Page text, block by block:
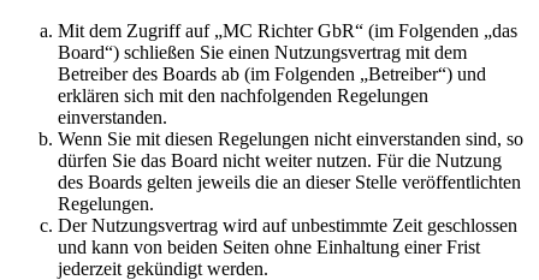
Mit dem Zugriff auf „MC Richter GbR“ (im Folgenden „das
Board“) schließen Sie einen Nutzungsvertrag mit dem
Betreiber des Boards ab (im Folgenden „Betreiber“) und
erklären sich mit den nachfolgenden Regelungen
einverstanden.
Wenn Sie mit diesen Regelungen nicht einverstanden sind, so
dürfen Sie das Board nicht weiter nutzen. Für die Nutzung
des Boards gelten jeweils die an dieser Stelle veröffentlichten
Regelungen.
Der Nutzungsvertrag wird auf unbestimmte Zeit geschlossen
und kann von beiden Seiten ohne Einhaltung einer Frist
jederzeit gekündigt werden.